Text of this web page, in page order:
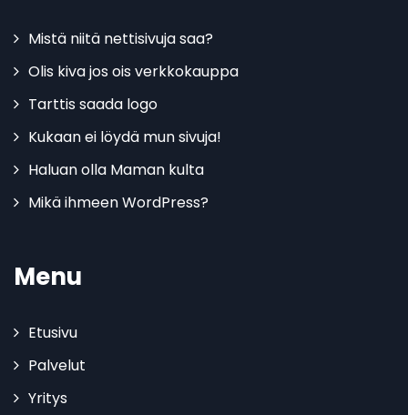
Mistä niitä nettisivuja saa?
Olis kiva jos ois verkkokauppa
Tarttis saada logo
Kukaan ei löydä mun sivuja!
Haluan olla Maman kulta
Mikä ihmeen WordPress?
Menu
Etusivu
Palvelut
Yritys